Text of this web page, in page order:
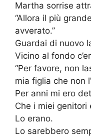
Martha sorrise
“Allora il più
avverato.”
Guardai di nuovo
Vicino al fondo
“Per favore, non
mia figlia che non
Per anni mi ero
Che i miei genitori
Lo erano.
Lo sarebbero